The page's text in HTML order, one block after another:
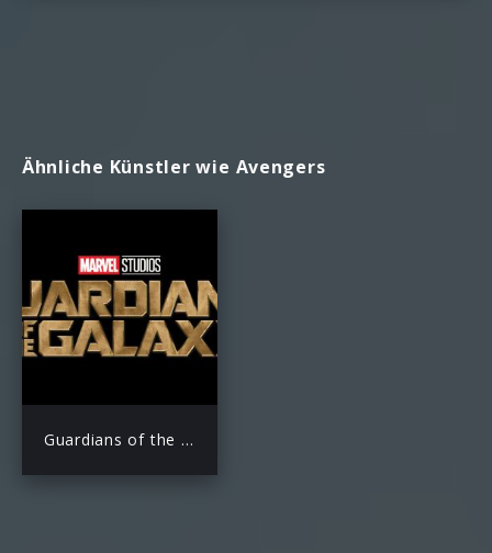
Ähnliche Künstler wie Avengers
Guardians of the Galaxy